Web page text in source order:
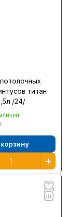
титан
/24/